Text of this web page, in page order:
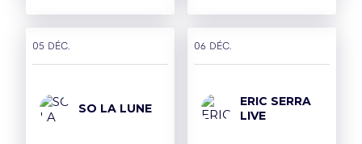
05 déc.
SO LA LUNE
06 déc.
ERIC SERRA
LIVE